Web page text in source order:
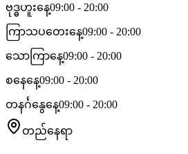
ဗုဒ္ဓဟူးနေ့09:00 - 20:00
ကြာသပတေးနေ့09:00 - 20:00
သောကြာနေ့09:00 - 20:00
စနေနေ့09:00 - 20:00
တနင်္ဂနွေနေ့09:00 - 20:00
တည်နေရာ